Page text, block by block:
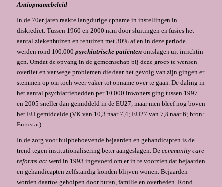
Antiopnamebeleid
In de 70er jaren raakte lang­durige opname in instellingen in
diskrediet. Tussen 1960 en 2000 nam door sluitingen en fusies het
aantal ziekenhuizen en tehuizen met 30% af en in deze peri­ode
werden rond 100.000 psychiatrische patiëntenontslagen uit inrichtin­
gen. Omdat de opvang in de gemeenschap bij deze groep te wensen
overliet en van­wege problemen die daar het gevolg van zijn gingen er
stemmen op om toch weer vaker tot opname over te gaan. De daling in
het aantal psychiatriebedden per 10.000 inwoners ging tussen 1997
en 2005 sneller dan gemiddeld in de EU27, maar men bleef nog boven
het EU gemiddelde (VK van 10,3 naar 7,4; EU27 van 7,8 naar 6; bron:
Eurostat).
In de zorg voor hulpbehoevende bejaarden en gehandicapten is de
trend tegen institutio­nalisering beter aangeslagen. De community care
reforms act werd in 1993 ingevoerd om er in te voorzien dat bejaarden
en gehandicapten zelfstandig konden blijven wonen. Bejaarden
worden daartoe geholpen door buren, familie en over­heden. Rond